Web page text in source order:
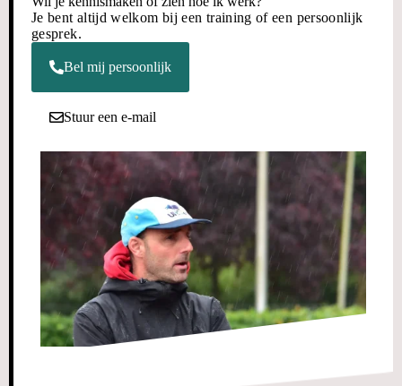
Je bent altijd welkom bij een training of een persoonlijk
gesprek.
Bel mij persoonlijk
Stuur een e-mail